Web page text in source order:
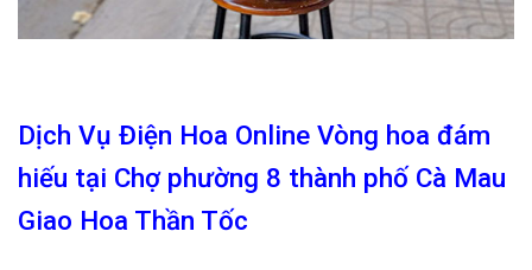
Dịch Vụ Điện Hoa Online Vòng hoa đám
hiếu tại Chợ phường 8 thành phố Cà Mau
Giao Hoa Thần Tốc